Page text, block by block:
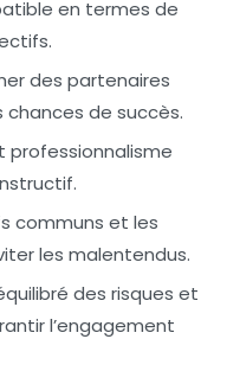
en termes de
des partenaires
de succès.
communs et les
les malentendus.
des risques et
l’engagement